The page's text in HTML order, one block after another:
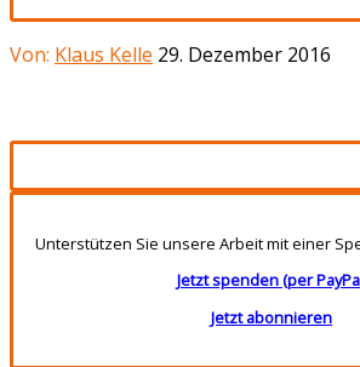
Von: Klaus Kelle 29. Dezember 2016
Unterstützen Sie unsere Arbeit mit einer
Jetzt spenden (per
Jetzt abonnieren